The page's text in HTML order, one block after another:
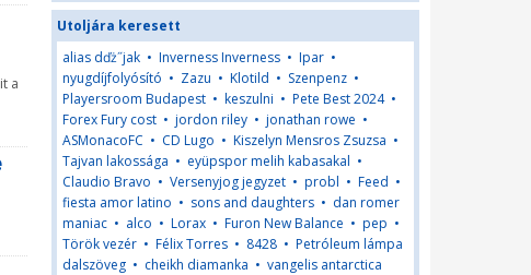
a
Utoljára keresett
alias dďż˝jak • Inverness Inverness • Ipar •
nyugdíjfolyósító • Zazu • Klotild • Szenpenz •
Playersroom Budapest • keszulni • Pete Best 2024•
Forex Fury cost • jordon riley • jonathan rowe •
ASMonacoFC • CD Lugo • Kiszelyn Mensros Zsuzsa •
Tajvan lakossága • eyüpspor melih kabasakal •
Claudio Bravo • Versenyjog jegyzet • probl • Feed •
fiesta amor latino • sons and daughters • dan romer
maniac • alco • Lorax • Furon New Balance • pep •
Török vezér • Félix Torres • 8428 • Petróleum lámpa
dalszöveg • cheikh diamanka • vangelis antarctica